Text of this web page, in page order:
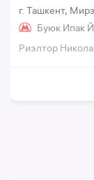
г. Ташкент,
Буюк Ипак
Риэлтор